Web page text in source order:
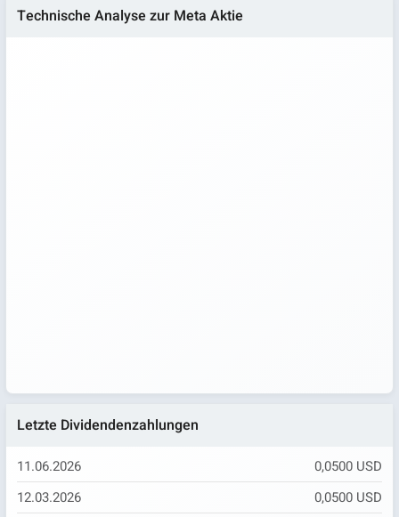
Technische Analyse zur Meta Aktie
Letzte Dividendenzahlungen
11.06.2026
0,0500 USD
12.03.2026
0,0500 USD